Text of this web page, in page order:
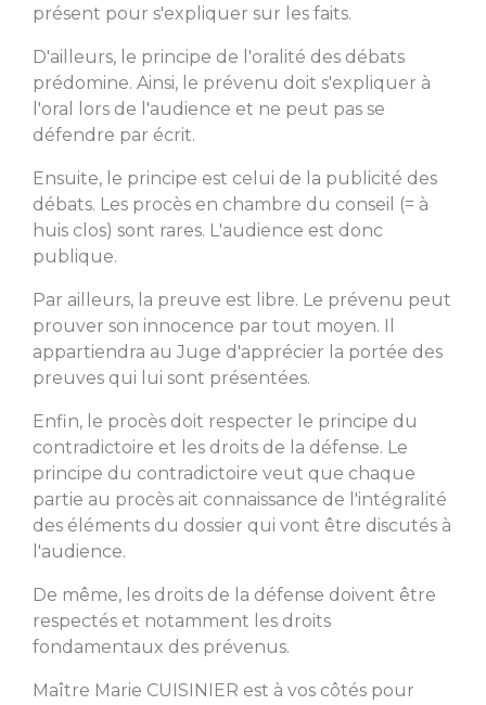
présent pour s'expliquer sur les faits.
D'ailleurs, le principe de l'oralité des débats
prédomine. Ainsi, le prévenu doit s'expliquer à
l'oral lors de l'audience et ne peut pas se
défendre par écrit.
Ensuite, le principe est celui de la publicité des
débats. Les procès en chambre du conseil (= à
huis clos) sont rares. L'audience est donc
publique.
Par ailleurs, la preuve est libre. Le prévenu peut
prouver son innocence par tout moyen. Il
appartiendra au Juge d'apprécier la portée des
preuves qui lui sont présentées.
Enfin, le procès doit respecter le principe du
contradictoire et les droits de la défense. Le
principe du contradictoire veut que chaque
partie au procès ait connaissance de l'intégralité
des éléments du dossier qui vont être discutés à
l'audience.
De même, les droits de la défense doivent être
respectés et notamment les droits
fondamentaux des prévenus.
Maître Marie CUISINIER est à vos côtés pour